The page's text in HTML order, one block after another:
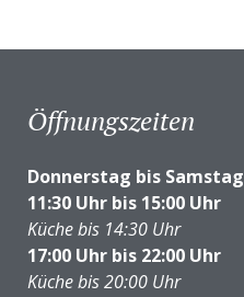
Öffnungszeiten
Donnerstag bis Samstag
11:30 Uhr bis 15:00 Uhr
Küche bis 14:30 Uhr
17:00 Uhr bis 22:00 Uhr
Küche bis 20:00 Uhr